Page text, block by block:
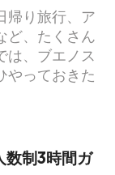
帰り旅行、ア
ど、たくさん
は、ブエノス
やっておきた
数制3時間ガ